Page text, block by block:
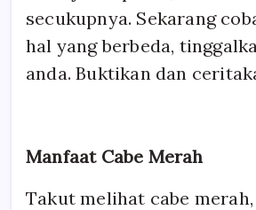
secukupnya. Sekarang
hal yang berbeda,
anda. Buktikan dan
Manfaat Cabe Merah
Takut melihat cabe